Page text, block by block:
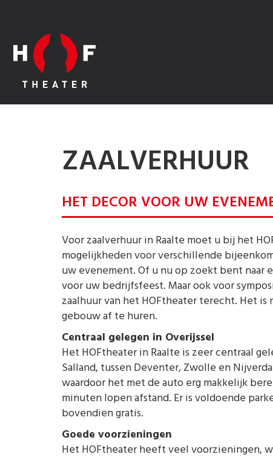
ZAALVERHUUR
HET DECOR VOOR UW
Voor zaalverhuur in Raalte moet u bij het
mogelijkheden voor verschillende
uw evenement. Of u nu op zoekt bent naar
voor uw bedrijfsfeest. Maar ook voor
zaalhuur van het HOFtheater terecht. Het
gebouw af te huren.
Centraal gelegen in Overijssel
Het HOFtheater in Raalte is zeer centraal
Salland, tussen Deventer, Zwolle en
waardoor het met de auto erg makkelijk
minuten lopen afstand. Er is voldoende
bovendien gratis.
Goede voorzieningen
Het HOFtheater heeft veel voorzieningen,